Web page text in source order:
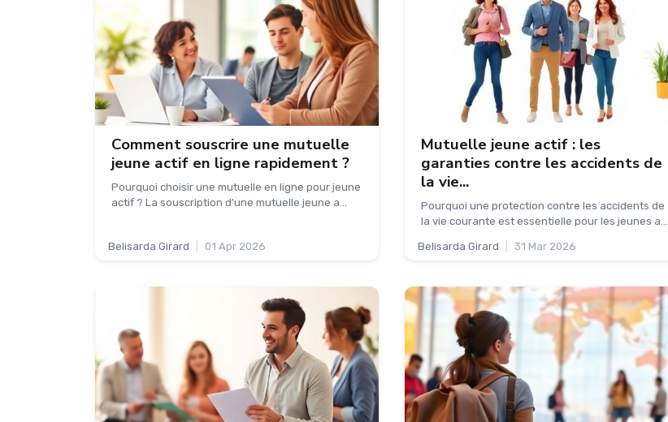
Comment souscrire une mutuelle
jeune actif en ligne rapidement ?
Pourquoi choisir une mutuelle en ligne pour jeune
actif ? La souscription d'une mutuelle jeune a...
Belisarda Girard 01 Apr 2026
Mutuelle jeune actif : les
garanties contre les accidents de
la vie...
Pourquoi une protection contre les accidents de
la vie courante est essentielle pour les jeunes a...
Belisarda Girard 31 Mar 2026